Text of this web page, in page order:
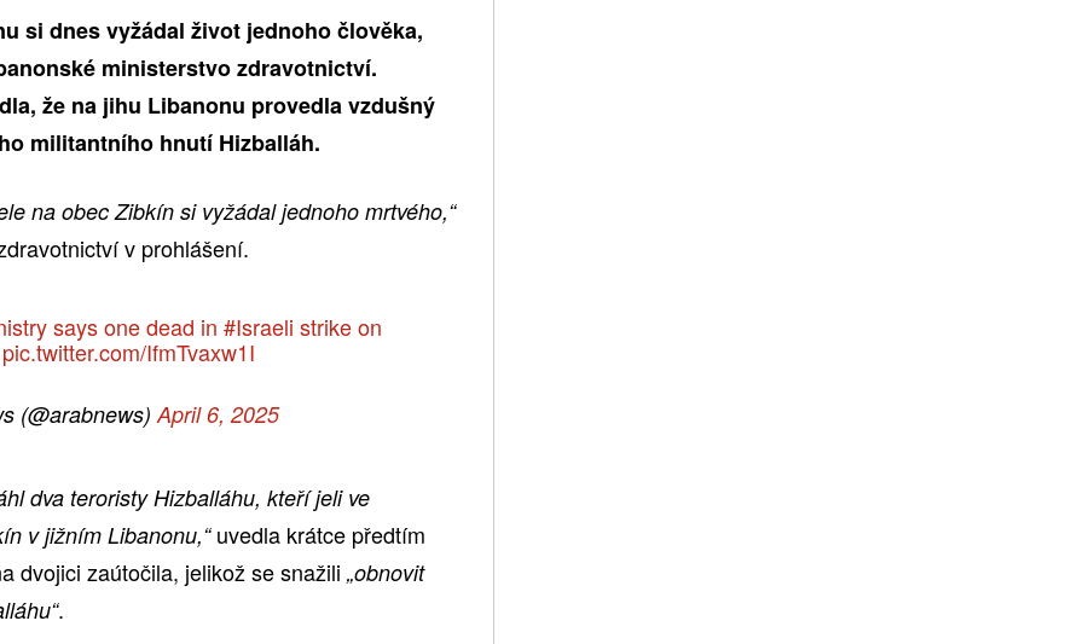
si dnes vyžádal život jednoho člověka,
ministerstvo zdravotnictví.
že na jihu Libanonu provedla vzdušný
militantního hnutí Hizballáh.
na obec Zibkín si vyžádal jednoho mrtvého,“
v prohlášení.
says one dead in #Israeli strike on
pic.twitter.com/IfmTvaxw1I
(@arabnews) April 6, 2025
dva teroristy Hizballáhu, kteří jeli ve
v jižním Libanonu,“uvedla krátce předtím
dvojici zaútočila, jelikož se snažili „obnovit
.